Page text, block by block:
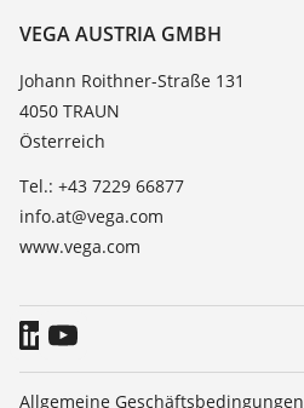
Beständigkeitsliste
TeamViewer
Über VEGA
Kontakt
News
Presse
Blog
VEGA AUSTRIA GMBH
Johann Roithner-Straße 131
4050 TRAUN
Österreich
Tel.: +43 7229 66877
info.at@vega.com
www.vega.com
Allgemeine Geschäftsbedingungen